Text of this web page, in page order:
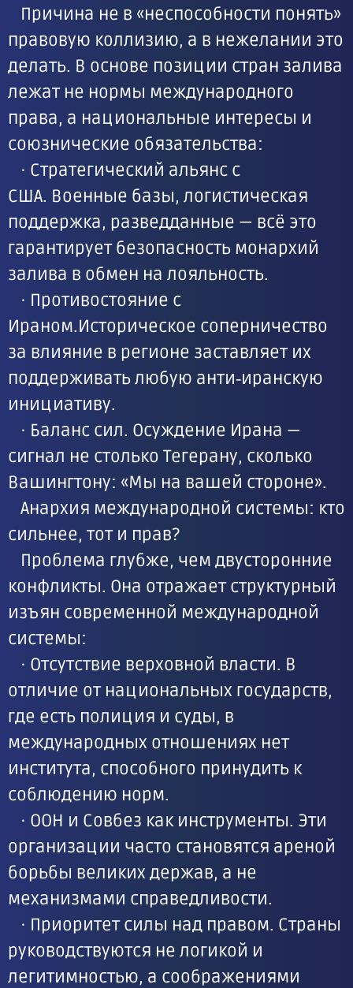
Причина не в «неспособности понять»
правовую коллизию, а в нежелании это
делать. В основе позиции стран залива
лежат не нормы международного
права, а национальные интересы и
союзнические обязательства:
· Стратегический альянс с
США. Военные базы, логистическая
поддержка, разведданные — всё это
гарантирует безопасность монархий
залива в обмен на лояльность.
· Противостояние с
Ираном.Историческое соперничество
за влияние в регионе заставляет их
поддерживать любую анти‑иранскую
инициативу.
· Баланс сил. Осуждение Ирана —
сигнал не столько Тегерану, сколько
Вашингтону: «Мы на вашей стороне».
Анархия международной системы: кто
сильнее, тот и прав?
Проблема глубже, чем двусторонние
конфликты. Она отражает структурный
изъян современной международной
системы:
· Отсутствие верховной власти. В
отличие от национальных государств,
где есть полиция и суды, в
международных отношениях нет
института, способного принудить к
соблюдению норм.
· ООН и Совбез как инструменты. Эти
организации часто становятся ареной
борьбы великих держав, а не
механизмами справедливости.
· Приоритет силы над правом. Страны
руководствуются не логикой и
легитимностью, а соображениями